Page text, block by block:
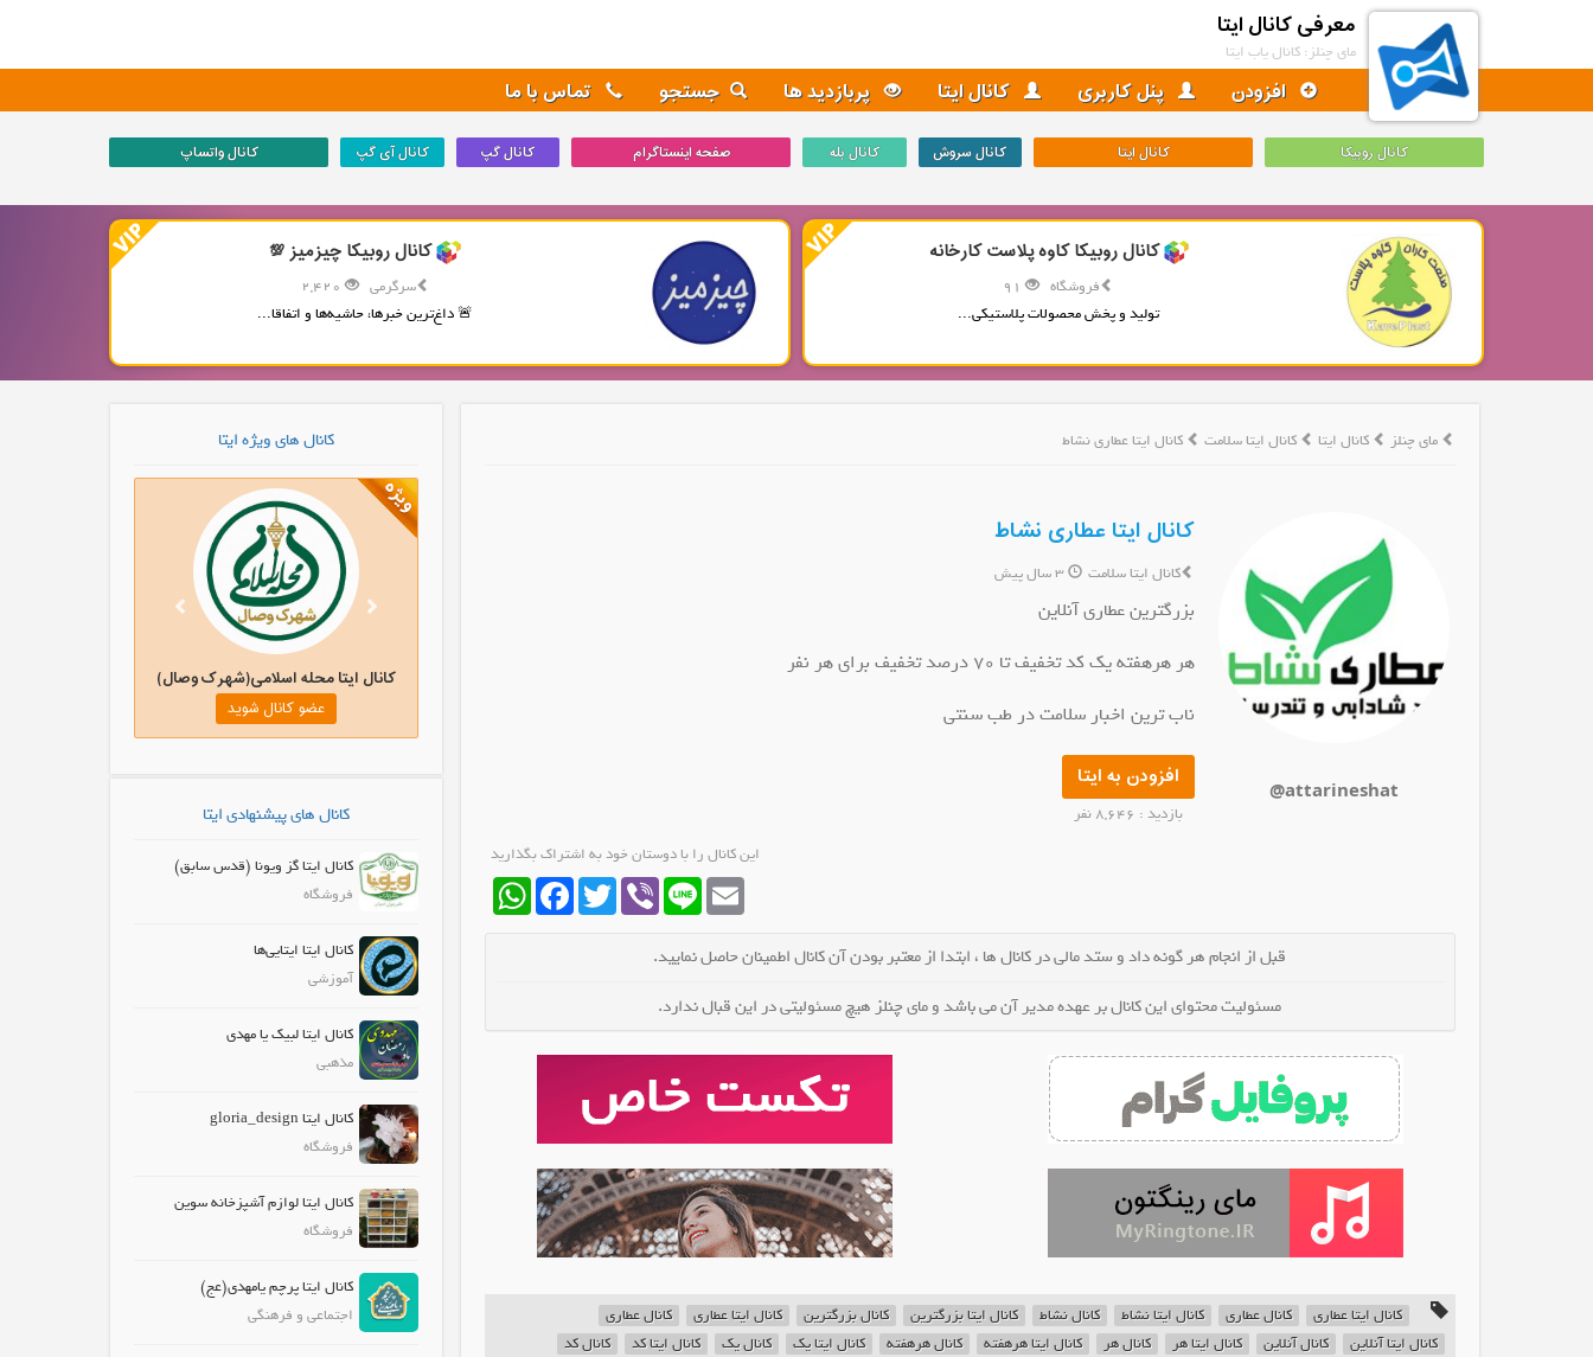
معرفی کانال ایتا
مای چنلز: کانال یاب ایتا
افزودن پنل کاربری کانال ایتا پربازدید ها جستجو تماس با ما
کانال روبیکا کانال ایتا کانال سروش کانال بله صفحه اینستاگرام کانال گپ کانال آی گپ کانال واتساپ
کانال روبیکا کاوه پلاست کارخانه
فروشگاه
91
تولید و پخش محصولات پلاستیکی...
کانال روبیکا چیزمیز 💯
سرگرمی
🚨 داغ‌ترین خبرها، حاشیه‌ها و اتفاقا...
مای چنلز کانال ایتا کانال ایتا سلامت کانال ایتا عطاری نشاط
@attarineshat
کانال ایتا عطاری نشاط
کانال ایتا سلامت 3 سال پیش
بزرگترین عطاری آنلاین
هر هرهفته یک کد تخفیف تا ۷۰ درصد تخفیف برای هر نفر
ناب ترین اخبار سلامت در طب سنتی
افزودن به ایتا
بازدید : 8,646 نفر
این کانال را با دوستان خود به اشتراک بگذارید
WhatsAppFacebookTwitter Viber Line Email
قبل از انجام هر گونه داد و ستد مالی در کانال ها ، ابتدا از معتبر بودن آن کانال اطمینان حاصل نمایید.
مسئولیت محتوای این کانال بر عهده مدیر آن می باشد و مای چنلز هیچ مسئولیتی در این قبال ندارد.
کانال ایتا عطاری کانال عطاری کانال ایتا نشاط کانال نشاط کانال ایتا بزرگترین کانال بزرگترین کانال ایتا عطاری
کانال عطاری
کانال ایتا آنلاین
کانال آنلاین کانال ایتا هر کانال هر کانال ایتا هرهفته کانال هرهفته کانال ایتا یک کانال یک کانال ایتا کد
کانال کد
کانال های ویژه ایتا
کانال ایتا محله اسلامی(شهرک وصال)
عضو کانال شوید
کانال ایتا کالای برق مهتاب کانال ایتا بیان گلپایگان
عضو کانال شوید
کانال ایتا گروه ختم قرآن
عضو کانال شوید
کانال های پیشنهادی ایتا
کانال ایتا گز ویونا (قدس سابق)
فروشگاه
کانال ایتا ایتایی‌ها
آموزشی
کانال ایتا لبیک یا مهدی
مذهبی
کانال ایتا gloria_design
فروشگاه
کانال ایتا لوازم آشپزخانه سوین
فروشگاه
کانال ایتا پرچم یامهدی(عج)
اجتماعی و فرهنگی